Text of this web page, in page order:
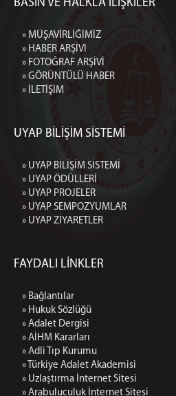
BASIN VE HALKLA İLİŞKİLER
» MÜŞAVİRLİĞİMİZ
» HABER ARŞİVİ
» FOTOĞRAF ARŞİVİ
» GÖRÜNTÜLÜ HABER
» İLETİŞİM
UYAP BİLİŞİM SİSTEMİ
» UYAP BİLİŞİM SİSTEMİ
» UYAP ÖDÜLLERİ
» UYAP PROJELER
» UYAP SEMPOZYUMLAR
» UYAP ZİYARETLER
FAYDALI LİNKLER
» Bağlantılar
» Hukuk Sözlüğü
» Adalet Dergisi
» AİHM Kararları
» Adli Tıp Kurumu
» Türkiye Adalet Akademisi
» Uzlaştırma İnternet Sitesi
» Arabuluculuk İnternet Sitesi